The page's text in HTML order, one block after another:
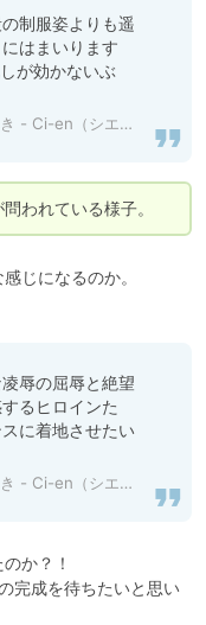
制服姿よりも遥
はまいります
が効かないぶ
Ci-en（シエン）
われている様子。
じになるのか。
辱の屈辱と絶望
るヒロインた
に着地させたい
Ci-en（シエン）
か？！
完成を待ちたいと思い